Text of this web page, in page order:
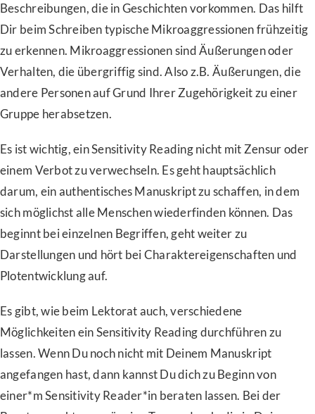
Beschreibungen, die in Geschichten vorkommen. Das hilft
Dir beim Schreiben typische Mikroaggressionen frühzeitig
zu erkennen. Mikroaggressionen sind Äußerungen oder
Verhalten, die übergriffig sind. Also z.B. Äußerungen, die
andere Personen auf Grund Ihrer Zugehörigkeit zu einer
Gruppe herabsetzen.
Es ist wichtig, ein Sensitivity Reading nicht mit Zensur oder
einem Verbot zu verwechseln. Es geht hauptsächlich
darum, ein authentisches Manuskript zu schaffen, in dem
sich möglichst alle Menschen wiederfinden können. Das
beginnt bei einzelnen Begriffen, geht weiter zu
Darstellungen und hört bei Charaktereigenschaften und
Plotentwicklung auf.
Es gibt, wie beim Lektorat auch, verschiedene
Möglichkeiten ein Sensitivity Reading durchführen zu
lassen. Wenn Du noch nicht mit Deinem Manuskript
angefangen hast, dann kannst Du dich zu Beginn von
einer*m Sensitivity Reader*in beraten lassen. Bei der